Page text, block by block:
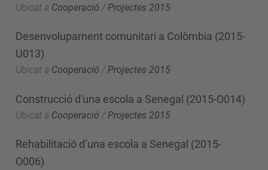
Ubicat a Cooperació / Projectes 2015
Desenvolupament comunitari a Colòmbia (2015-
U013)
Ubicat a Cooperació /Projectes 2015
Construcció d'una escola a Senegal (2015-O014)
Ubicat a Cooperació / Projectes 2015
Rehabilitació d’una escola a Senegal (2015-
O006)